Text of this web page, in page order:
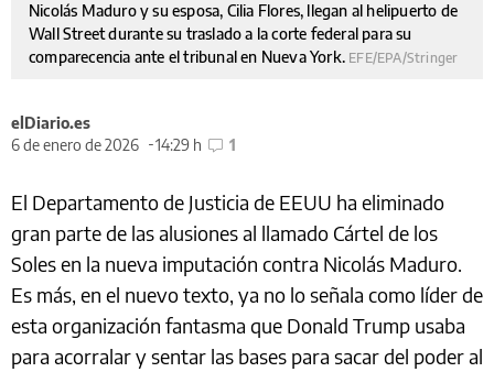
Nicolás Maduro y su esposa, Cilia Flores, llegan al helipuerto de
Wall Street durante su traslado a la corte federal para su
comparecencia ante el tribunal en Nueva York. EFE/EPA/Stringer
elDiario.es
6 de enero de 2026
14:29 h 1
El Departamento de Justicia de EEUU ha eliminado
gran parte de las alusiones al llamado Cártel de los
Soles en la nueva imputación contra Nicolás Maduro.
Es más, en el nuevo texto, ya no lo señala como líder de
esta organización fantasma que Donald Trump usaba
para acorralar y sentar las bases para sacar del poder al